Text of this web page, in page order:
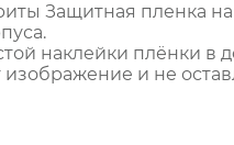
Защитная пленка
наклейки плёнки в
и не